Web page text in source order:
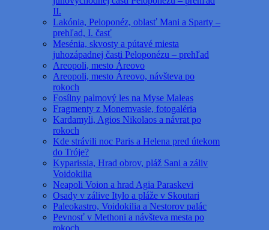
II.
Lakónia, Peloponéz, oblasť Mani a Sparty –
prehľad, I. časť
Mesénia, skvosty a pútavé miesta
juhozápadnej časti Peloponézu – prehľad
Areopoli, mesto Áreovo
Areopoli, mesto Áreovo, návšteva po
rokoch
Fosílny palmový les na Myse Maleas
Fragmenty z Monemvasie, fotogaléria
Kardamyli, Agios Nikolaos a návrat po
rokoch
Kde strávili noc Paris a Helena pred útekom
do Tróje?
Kyparissia, Hrad obrov, pláž Sani a záliv
Voidokilia
Neapoli Voion a hrad Agia Paraskevi
Osady v zálive Itylo a pláže v Skoutari
Paleokastro, Voidokilia a Nestorov palác
Pevnosť v Methoni a návšteva mesta po
rokoch